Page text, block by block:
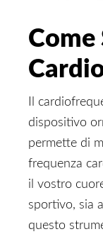
Come
Il
dispositivo
permette di
frequenza
il vostro
sportivo, sia
questo